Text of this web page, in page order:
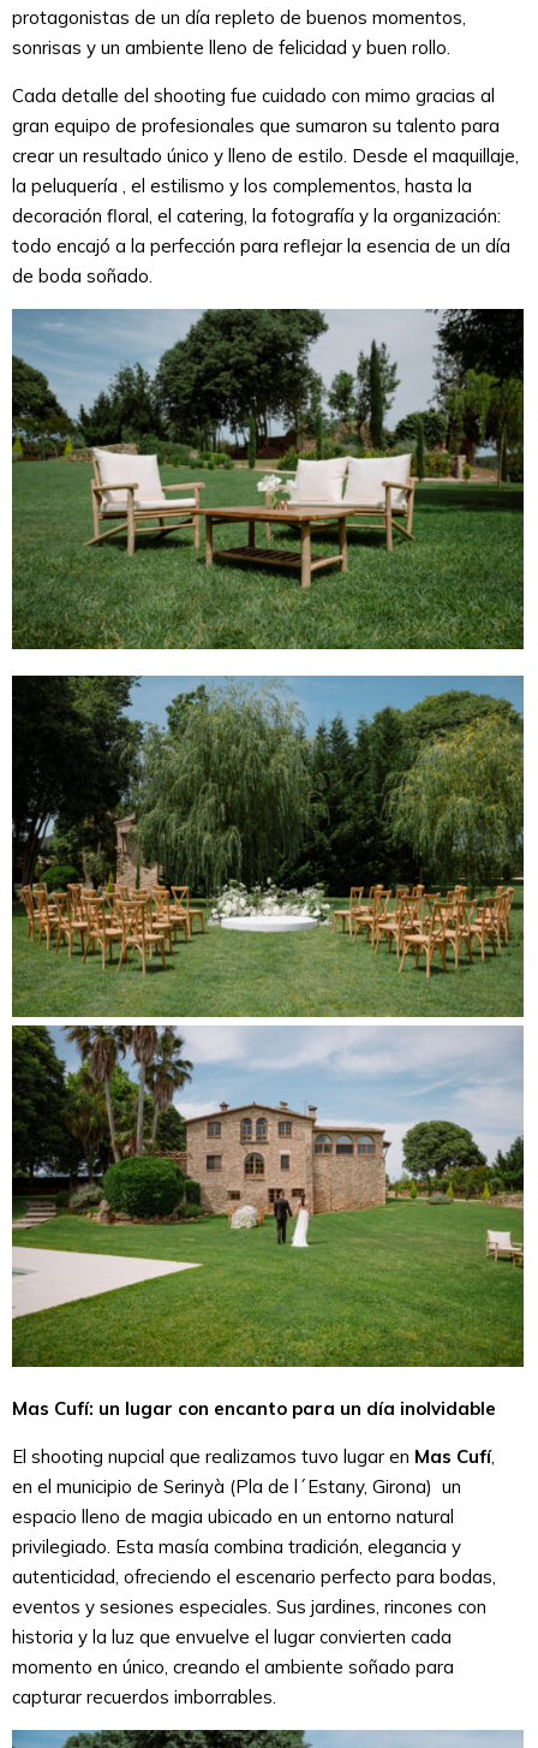
protagonistas de un día repleto de buenos momentos,
sonrisas y un ambiente lleno de felicidad y buen rollo.
Cada detalle del shooting fue cuidado con mimo gracias al
gran equipo de profesionales que sumaron su talento para
crear un resultado único y lleno de estilo. Desde el maquillaje,
la peluquería , el estilismo y los complementos, hasta la
decoración floral, el catering, la fotografía y la organización:
todo encajó a la perfección para reflejar la esencia de un día
de boda soñado.
Mas Cufí: un lugar con encanto para un día inolvidable
El shooting nupcial que realizamos tuvo lugar en Mas Cufí,
en el municipio de Serinyà (Pla de l´Estany, Girona) un
espacio lleno de magia ubicado en un entorno natural
privilegiado. Esta masía combina tradición, elegancia y
autenticidad, ofreciendo el escenario perfecto para bodas,
eventos y sesiones especiales. Sus jardines, rincones con
historia y la luz que envuelve el lugar convierten cada
momento en único, creando el ambiente soñado para
capturar recuerdos imborrables.